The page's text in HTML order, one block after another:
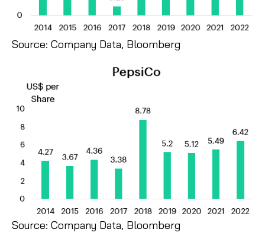
Source: Company Data, Bloomberg
Source: Company Data, Bloomberg